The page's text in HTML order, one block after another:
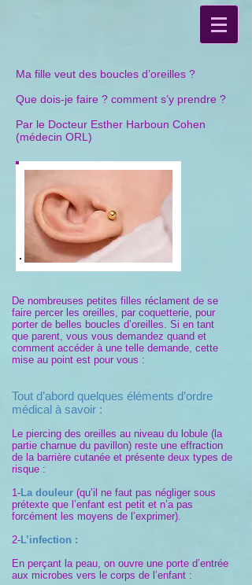
Ma fille veut des boucles d’oreilles ?
Que dois-je faire ? comment s’y prendre ?
Par le Docteur Esther Harboun Cohen
(médecin ORL)
De nombreuses petites filles réclament de se
faire percer les oreilles, par coquetterie, pour
porter de belles boucles d’oreilles. Si en tant
que parent, vous vous demandez quand et
comment accéder à une telle demande, cette
mise au point est pour vous :
Tout d’abord quelques éléments d’ordre
médical à savoir :
Le piercing des oreilles au niveau du lobule (la
partie charnue du pavillon) reste une effraction
de la barrière cutanée et présente deux types de
risque :
1- La douleur (qu’il ne faut pas négliger sous
prétexte que l’enfant est petit et n’a pas
forcément les moyens de l’exprimer).
2-L’infection :
En perçant la peau, on ouvre une porte d’entrée
aux microbes vers le corps de l’enfant :